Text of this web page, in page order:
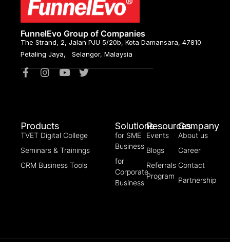
FunnelEvo Group of Companies
The Strand, 2, Jalan PJU 5/20b, Kota Damansara, 47810
Petaling Jaya, Selangor, Malaysia
Products
TVET Digital College
Seminars & Trainings
CRM Business Tools
Solutions
for SME
Business
for
Corporate
Business
Resources
Events
Blogs
Referrals
Program
Company
About us
Career
Contact
Partnership